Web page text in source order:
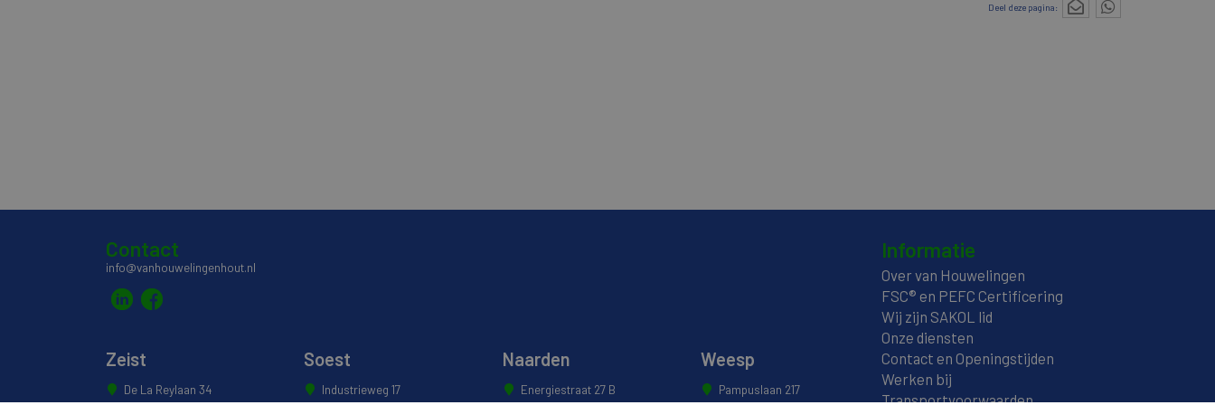
Deel deze pagina:
Contact
info@vanhouwelingenhout.nl
Zeist
De La Reylaan 34
Soest
Industrieweg 17
Naarden
Energiestraat 27 B
Weesp
Pampuslaan 217
Informatie
Over van Houwelingen
FSC® en PEFC Certificering
Wij zijn SAKOL lid
Onze diensten
Contact en Openingstijden
Werken bij
Transportvoorwaarden